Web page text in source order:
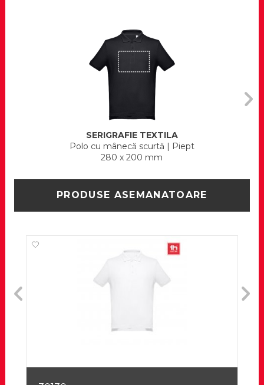
SERIGRAFIE TEXTILA
Polo cu mânecă scurtă | Piept
280 x 200 mm
PRODUSE ASEMANATOARE